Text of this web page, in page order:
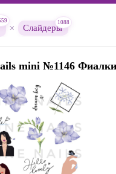
× Слайдеры
1088
mini №1146 Фиалки